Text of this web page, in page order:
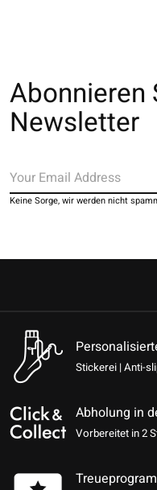
Abonnieren
Newsletter
Keine Sorge, wir werden nicht
Stickerei | Anti-
Abholung in
Vorbereitet in 2